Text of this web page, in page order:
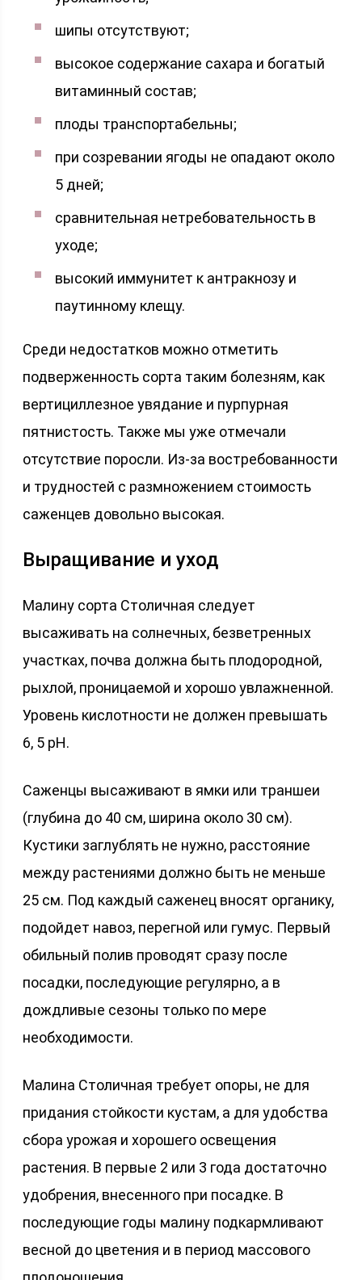
шипы отсутствуют;
высокое содержание сахара и богатый
витаминный состав;
плоды транспортабельны;
при созревании ягоды не опадают около
5 дней;
сравнительная нетребовательность в
уходе;
высокий иммунитет к антракнозу и
паутинному клещу.
Среди недостатков можно отметить
подверженность сорта таким болезням, как
вертициллезное увядание и пурпурная
пятнистость. Также мы уже отмечали
отсутствие поросли. Из-за востребованности
и трудностей с размножением стоимость
саженцев довольно высокая.
Выращивание и уход
Малину сорта Столичная следует
высаживать на солнечных, безветренных
участках, почва должна быть плодородной,
рыхлой, проницаемой и хорошо увлажненной.
Уровень кислотности не должен превышать
6, 5 pH.
Саженцы высаживают в ямки или траншеи
(глубина до 40 см, ширина около 30 см).
Кустики заглублять не нужно, расстояние
между растениями должно быть не меньше
25 см. Под каждый саженец вносят органику,
подойдет навоз, перегной или гумус. Первый
обильный полив проводят сразу после
посадки, последующие регулярно, а в
дождливые сезоны только по мере
необходимости.
Малина Столичная требует опоры, не для
придания стойкости кустам, а для удобства
сбора урожая и хорошего освещения
растения. В первые 2 или 3 года достаточно
удобрения, внесенного при посадке. В
последующие годы малину подкармливают
весной до цветения и в период массового